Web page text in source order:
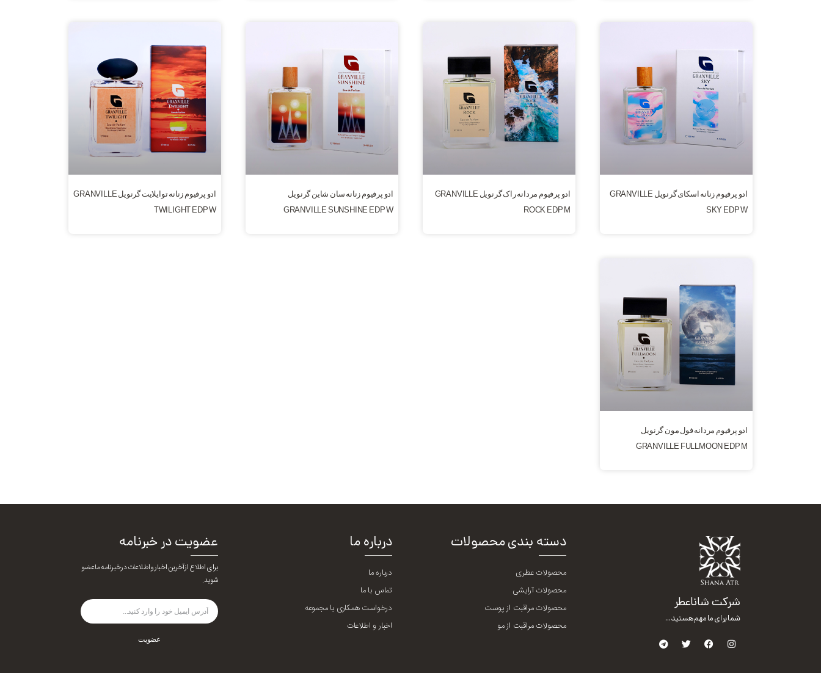
ادو پرفیوم زنانه اسکای گرنویل GRANVILLE
SKY EDP W
ادو پرفیوم مردانه راک گرنویل GRANVILLE
ROCK EDP M
ادو پرفیوم زنانه سان شاین گرنویل
GRANVILLE SUNSHINE EDP W
ادو پرفیوم زنانه توایلایت گرنویل GRANVILLE
TWILIGHT EDP W
ادو پرفیوم مردانه فول مون گرنویل
GRANVILLE FULLMOON EDP M
شرکت شاناعطر
شما برای ما مهم هستید...
دسته بندی محصولات
محصولات عطری
محصولات آرایشی
محصولات مراقبت از پوست
محصولات مراقبت از مو
درباره ما
درباره ما
تماس با ما
درخواست همکاری با مجموعه
اخبار و اطلاعات
عضویت در خبرنامه
برای اطلاع از آخرین اخبار و اطلاعات در خبرنامه ما عضو
شوید.
عضویت